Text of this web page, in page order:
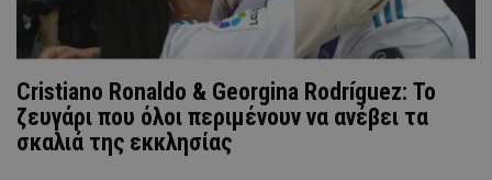
Cristiano Ronaldo & Georgina Rodríguez: Το
ζευγάρι που όλοι περιμένουν να ανέβει τα
σκαλιά της εκκλησίας